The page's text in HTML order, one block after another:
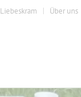
Liebeskram Über uns